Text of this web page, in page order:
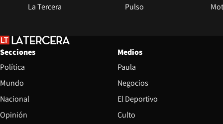
La Tercera Pulso
Secciones
Política
Mundo
Nacional
Opinión
Medios
Paula
Negocios
El Deportivo
Culto